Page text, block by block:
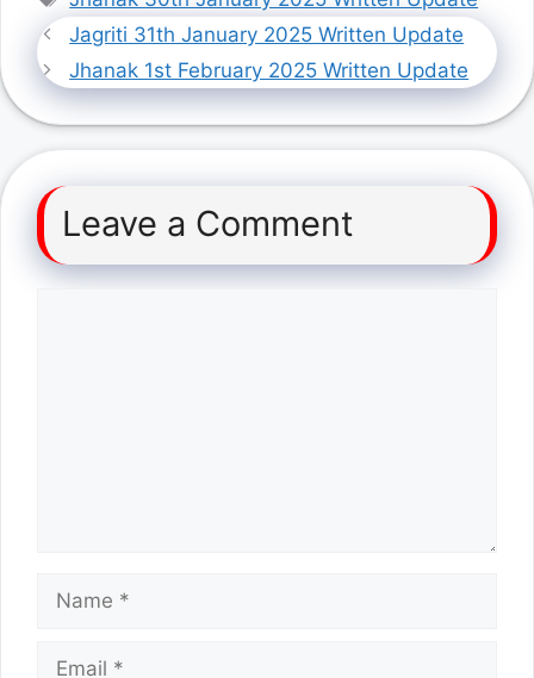
Jagriti 31th January 2025 Written Update
Jhanak 1st February 2025 Written Update
Leave a Comment